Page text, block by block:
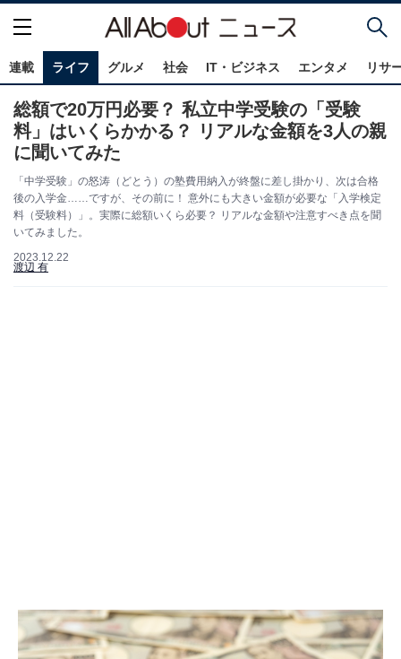
連載 ライフ グルメ 社会 IT・ビジネス エンタメ リサ
総額で20万円必要？ 私立中学受験の「受験
料」はいくらかかる？ リアルな金額を3人の親
に聞いてみた
「中学受験」の怒涛（どとう）の塾費用納入が終盤に差し掛かり、次は合格
後の入学金……ですが、その前に！ 意外にも大きい金額が必要な「入学検定
料（受験料）」。実際に総額いくら必要？ リアルな金額や注意すべき点を聞
いてみました。
2023.12.22
渡辺 有